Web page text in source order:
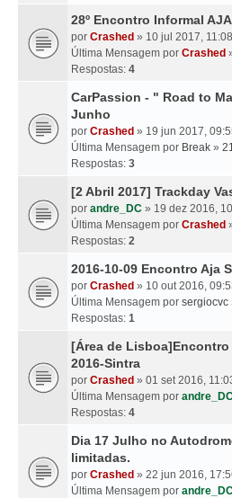
28º Encontro Informal
por Crashed » 10 jul 2017, 11:08
Última Mensagem por Crashed
Respostas: 4
CarPassion - " Road to
Junho
por Crashed » 19 jun 2017,
Última Mensagem por Break »
Respostas: 3
[2 Abril 2017] Trackday
por andre_DC » 19 dez 2016,
Última Mensagem por Crashed
Respostas: 2
2016-10-09 Encontro Aja
por Crashed » 10 out 2016,
Última Mensagem por sergiocvc
Respostas: 1
[Área de Lisboa]Encontro
2016-Sintra
por Crashed » 01 set 2016,
Última Mensagem por
Respostas: 4
Dia 17 Julho no
limitadas.
por Crashed » 22 jun 2016,
Última Mensagem por